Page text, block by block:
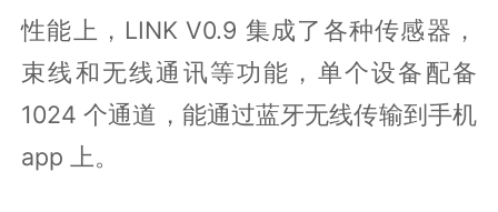
性能上，LINK V0.9 集成了各种传感器，
束线和无线通讯等功能，单个设备配备
1024 个通道，能通过蓝牙无线传输到手机
app 上。